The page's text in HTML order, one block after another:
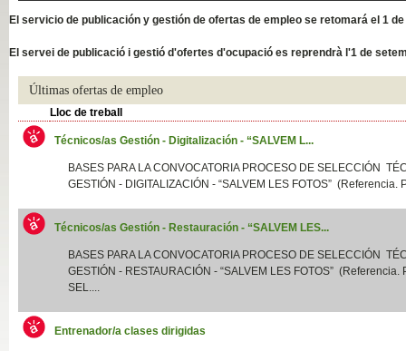
El servicio de publicación y gestión de ofertas de empleo se retomará el 1
El servei de publicació i gestió d'ofertes d'ocupació es reprendrà l'1 de
Últimas ofertas de empleo
Lloc de treball
Técnicos/as Gestión - Digitalización - “SALVEM L...
BASES PARA LA CONVOCATORIA PROCESO DE SELECCIÓN
GESTIÓN - DIGITALIZACIÓN - “SALVEM LES FOTOS” (Referencia.
Técnicos/as Gestión - Restauración - “SALVEM LES...
BASES PARA LA CONVOCATORIA PROCESO DE SELECCIÓN
GESTIÓN - RESTAURACIÓN - “SALVEM LES FOTOS” (Referencia.
SEL....
Entrenador/a clases dirigidas